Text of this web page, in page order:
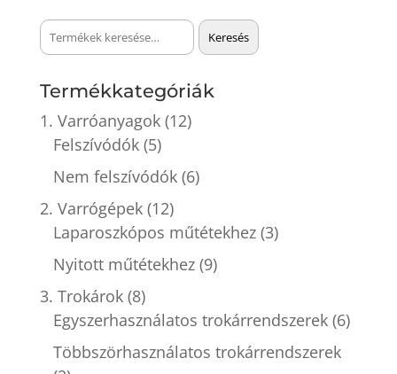
Keresés
a
következőre:
Keresés
Termékkategóriák
1. Varróanyagok (12)
Felszívódók (5)
Nem felszívódók (6)
2. Varrógépek (12)
Laparoszkópos műtétekhez (3)
Nyitott műtétekhez (9)
3. Trokárok (8)
Egyszerhasználatos trokárrendszerek (6)
Többszörhasználatos trokárrendszerek